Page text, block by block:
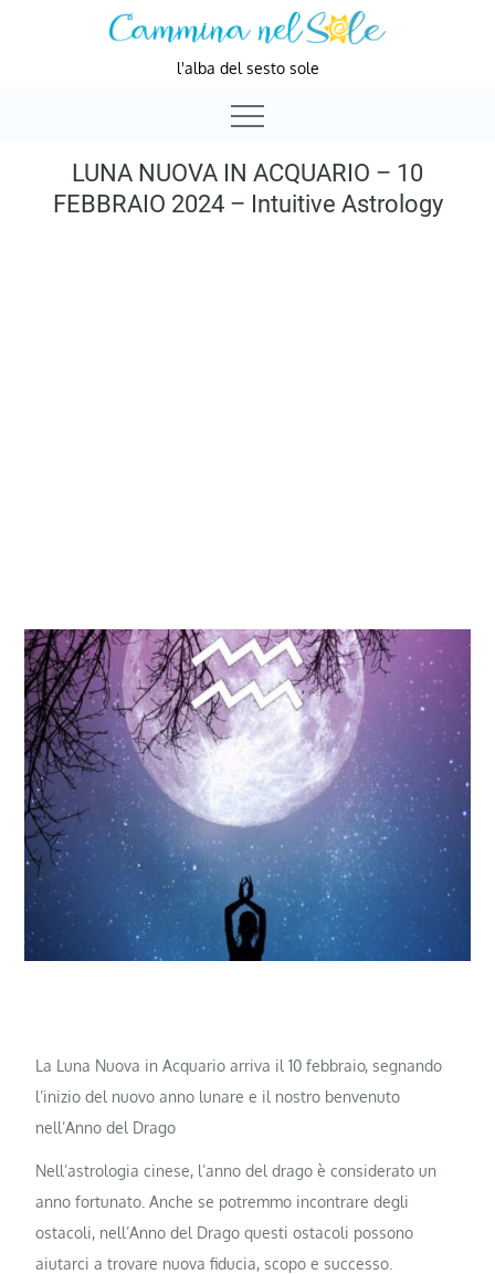
l'alba del sesto sole
LUNA NUOVA IN ACQUARIO – 10
FEBBRAIO 2024 – Intuitive Astrology
La Luna Nuova in Acquario arriva il 10 febbraio, segnando
l’inizio del nuovo anno lunare e il nostro benvenuto
nell’Anno del Drago
Nell’astrologia cinese, l’anno del drago è considerato un
anno fortunato. Anche se potremmo incontrare degli
ostacoli, nell’Anno del Drago questi ostacoli possono
aiutarci a trovare nuova fiducia, scopo e successo.